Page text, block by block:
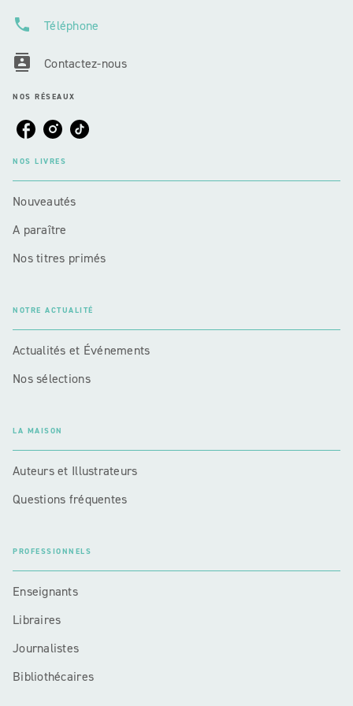
phone Téléphone
contacts Contactez-nous
NOS RÉSEAUX
NOS LIVRES
Nouveautés
A paraître
Nos titres primés
NOTRE ACTUALITÉ
Actualités et Événements
Nos sélections
LA MAISON
Auteurs et Illustrateurs
Questions fréquentes
PROFESSIONNELS
Enseignants
Libraires
Journalistes
Bibliothécaires